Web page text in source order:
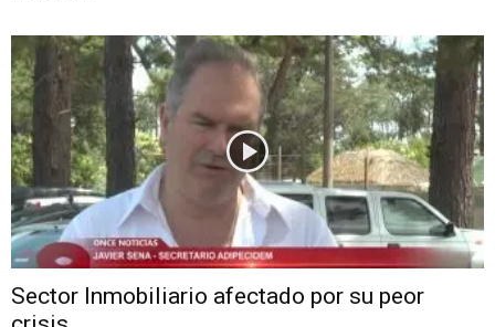
Sector Inmobiliario afectado por su peor